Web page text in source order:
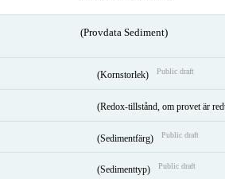
(Provdata Sediment)
(Kornstorlek) Public draft
(Redox-tillstånd, om provet är
(Sedimentfärg) Public draft
(Sedimenttyp) Public draft